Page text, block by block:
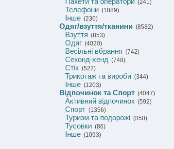
(241)
Телефони (1889)
Інше (230)
Одяг/взуття/тканини (8582)
Взуття (853)
Одяг (4020)
Весільні вбрання (742)
Секонд-хенд (748)
Стік (522)
Трикотаж та вироби (344)
Інше (1203)
Відпочинок та Спорт (4047)
Активний відпочинок (592)
Спорт (1356)
Туризм та подорожі (850)
Тусовки (86)
Інше (1093)